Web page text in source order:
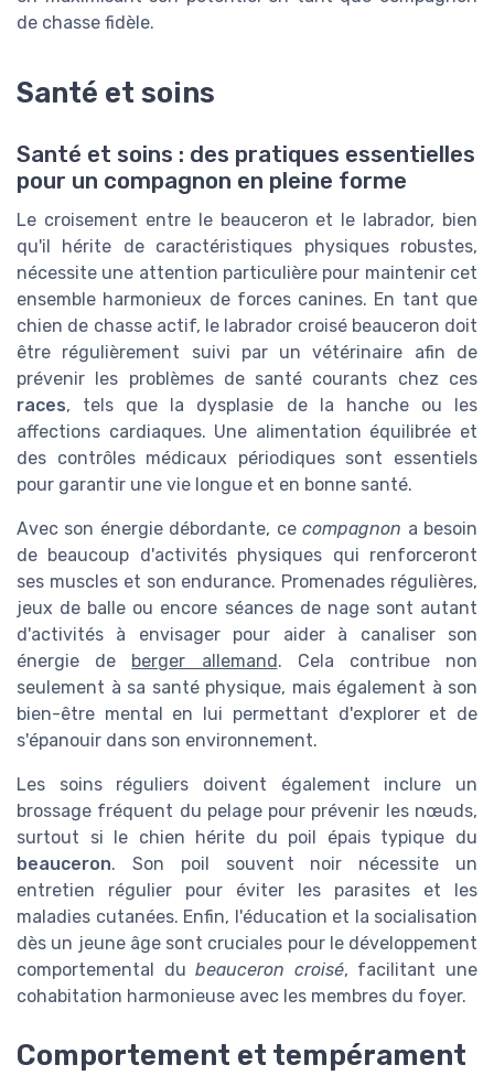
de chasse fidèle.
Santé et soins
Santé et soins : des pratiques essentielles
pour un compagnon en pleine forme
Le croisement entre le beauceron et le labrador, bien
qu'il hérite de caractéristiques physiques robustes,
nécessite une attention particulière pour maintenir cet
ensemble harmonieux de forces canines. En tant que
chien de chasse actif, le labrador croisé beauceron doit
être régulièrement suivi par un vétérinaire afin de
prévenir les problèmes de santé courants chez ces
races, tels que la dysplasie de la hanche ou les
affections cardiaques. Une alimentation équilibrée et
des contrôles médicaux périodiques sont essentiels
pour garantir une vie longue et en bonne santé.
Avec son énergie débordante, cecompagnon a besoin
de beaucoup d'activités physiques qui renforceront
ses muscles et son endurance. Promenades régulières,
jeux de balle ou encore séances de nage sont autant
d'activités à envisager pour aider à canaliser son
énergie de berger allemand. Cela contribue non
seulement à sa santé physique, mais également à son
bien-être mental en lui permettant d'explorer et de
s'épanouir dans son environnement.
Les soins réguliers doivent également inclure un
brossage fréquent du pelage pour prévenir les nœuds,
surtout si le chien hérite du poil épais typique du
beauceron. Son poil souvent noir nécessite un
entretien régulier pour éviter les parasites et les
maladies cutanées. Enfin, l'éducation et la socialisation
dès un jeune âge sont cruciales pour le développement
comportemental dubeauceron croisé, facilitant une
cohabitation harmonieuse avec les membres du foyer.
Comportement et tempérament